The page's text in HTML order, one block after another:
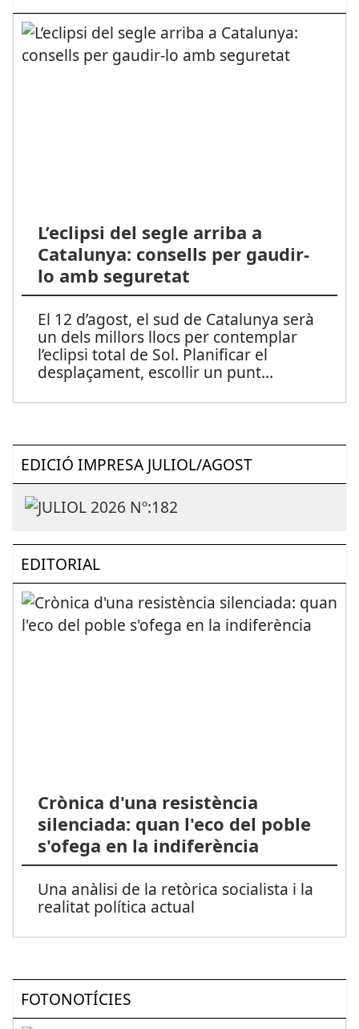
L’eclipsi del segle arriba a
Catalunya: consells per gaudir-
lo amb seguretat
El 12 d’agost, el sud de Catalunya serà
un dels millors llocs per contemplar
l’eclipsi total de Sol. Planificar el
desplaçament, escollir un punt...
EDICIÓ IMPRESA JULIOL/AGOST
EDITORIAL
Crònica d'una resistència
silenciada: quan l'eco del poble
s'ofega en la indiferència
Una anàlisi de la retòrica socialista i la
realitat política actual
FOTONOTÍCIES